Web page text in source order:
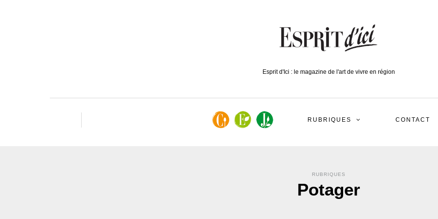
Esprit d'Ici : le magazine de l'art de vivre en région
RUBRIQUES CONTACT
RUBRIQUES
Potager